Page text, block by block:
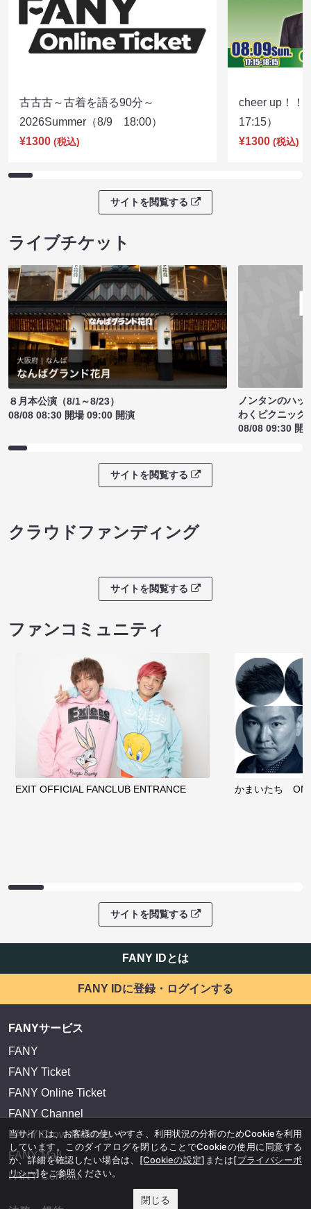
古古古～古着を語る90分～
2026Summer（8/9 18:00）
¥1300 (税込)
cheer up！
17:15）
¥1300 (税込)
サイトを閲覧する
ライブチケット
８月本公演（8/1～8/23）
08/08 08:30 開場 09:00 開演
ノンタンのハッ
わくピクニック
08/08 09:30 開
サイトを閲覧する
クラウドファンディング
サイトを閲覧する
ファンコミュニティ
EXIT OFFICIAL FANCLUB ENTRANCE かまいたち
サイトを閲覧する
FANY IDとは
FANY IDに登録・ログインする
FANYサービス
FANY
FANY Ticket
FANY Online Ticket
FANY Channel
FANY Crowdfunding
FANY Mall
FANY Commu
当サイトは、お客様の使いやすさ、利用状況の分析のためCookieを利用
しています。このダイアログを閉じることでCookieの使用に同意する
か、詳細を確認したい場合は、 [Cookieの設定] または[プライバシーポ
リシー]をご参照ください。
閉じる